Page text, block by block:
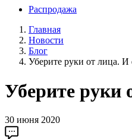
Распродажа
Главная
Новости
Блог
Уберите руки от лица. И
Уберите руки
30 июня 2020